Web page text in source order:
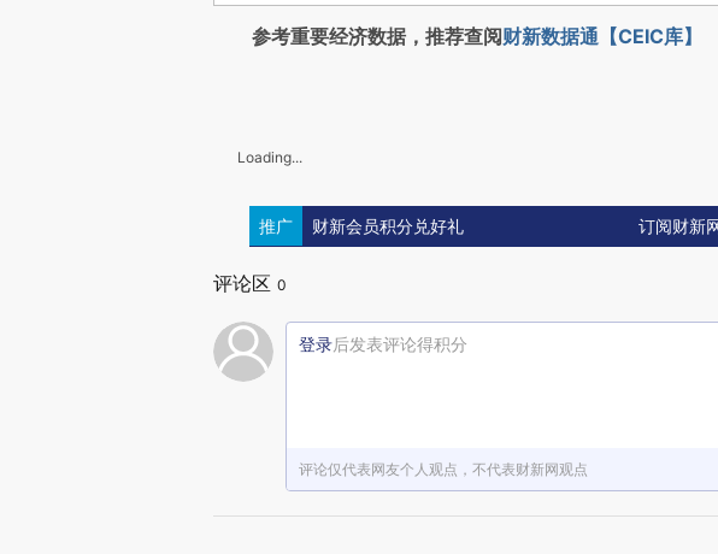
参考重要经济数据，推荐查阅财新数据通【CEIC库】
Loading...
推广 财新会员积分兑好礼 订阅财新
评论区 0
登录后发表评论得积分
评论仅代表网友个人观点，不代表财新网观点